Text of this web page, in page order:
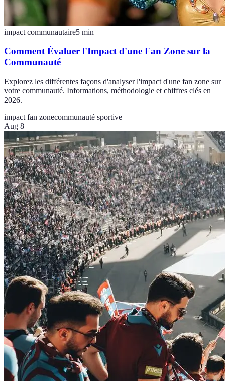
impact communautaire5 min
Comment Évaluer l'Impact d'une Fan Zone sur la
Communauté
Explorez les différentes façons d'analyser l'impact d'une fan zone sur
votre communauté. Informations, méthodologie et chiffres clés en
2026.
impact fan zonecommunauté sportive
Aug 8